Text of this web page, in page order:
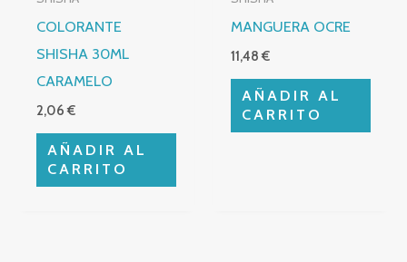
COLORANTE
SHISHA 30ML
CARAMELO
2,06€
AÑADIR AL
CARRITO
MANGUERA OCRE
11,48€
AÑADIR AL
CARRITO